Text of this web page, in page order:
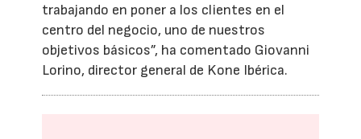
trabajando en poner a los clientes en el
centro del negocio, uno de nuestros
objetivos básicos”, ha comentado Giovanni
Lorino, director general de Kone Ibérica.